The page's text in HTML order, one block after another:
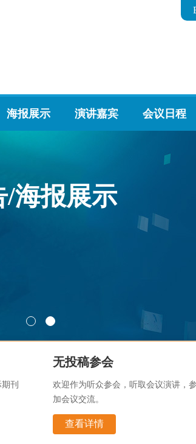
海报展示 演讲嘉宾 会议日程
/海报展示
刊
无投稿参会
欢迎作为听众参会，听取会议演讲，参
加会议交流。
查看详情